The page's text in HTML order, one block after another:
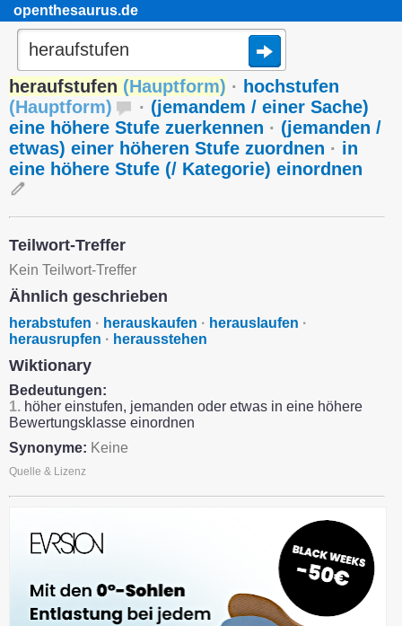
openthesaurus.de
heraufstufen (Hauptform) · hochstufen
(Hauptform) · (jemandem / einer Sache)
eine höhere Stufe zuerkennen · (jemanden /
etwas) einer höheren Stufe zuordnen · in
eine höhere Stufe (/ Kategorie) einordnen
Teilwort-Treffer
Kein Teilwort-Treffer
Ähnlich geschrieben
herabstufen · herauskaufen · herauslaufen ·
herausrupfen · herausstehen
Wiktionary
Bedeutungen:
1. höher einstufen, jemanden oder etwas in eine höhere
Bewertungsklasse einordnen
Synonyme: Keine
Quelle & Lizenz